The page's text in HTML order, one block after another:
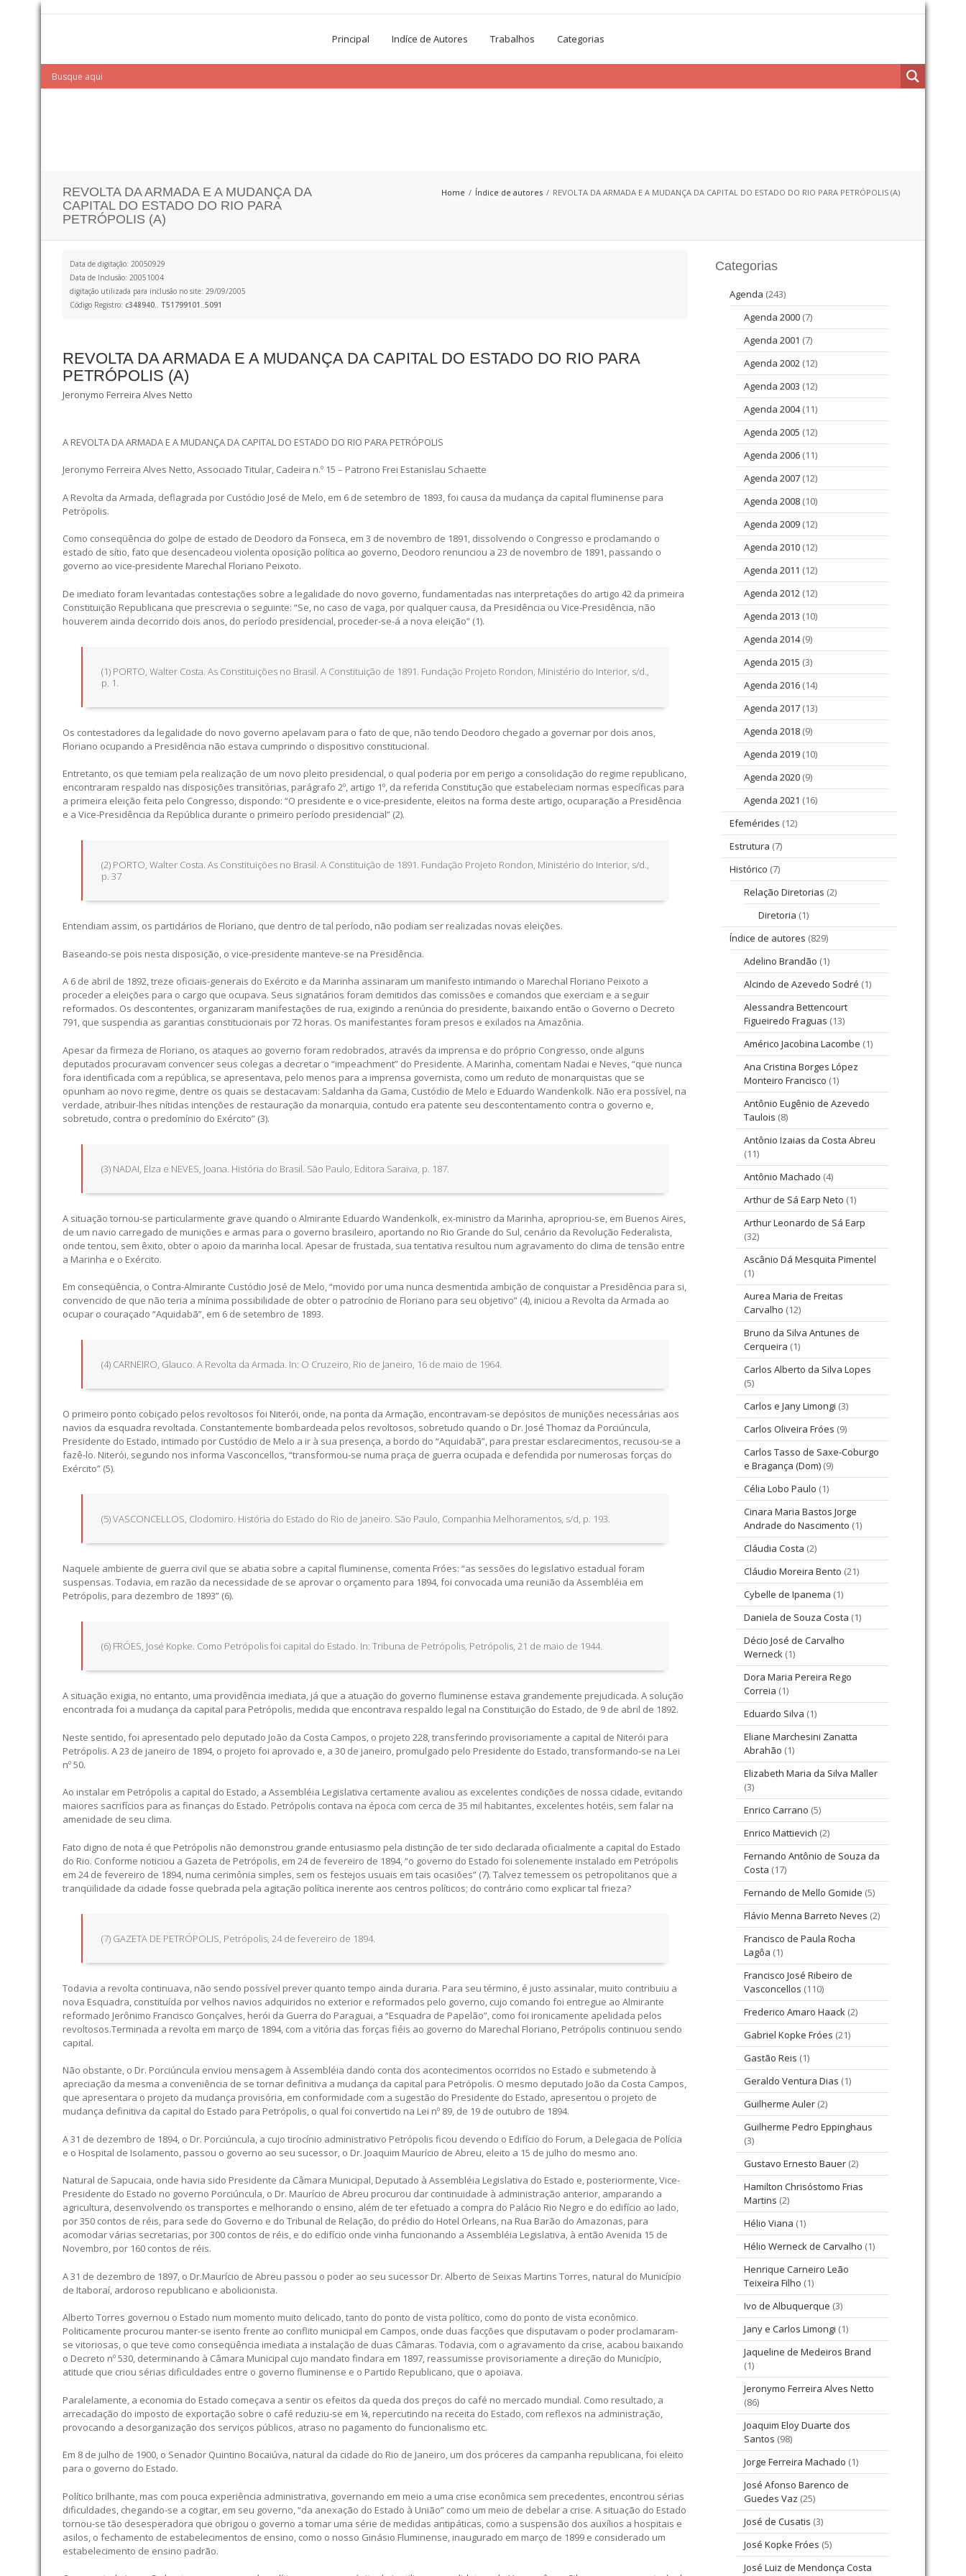
Principal Indíce de Autores Trabalhos Categorias
REVOLTA DA ARMADA E A MUDANÇA DA
CAPITAL DO ESTADO DO RIO PARA
PETRÓPOLIS (A)
Home Índice de autores REVOLTA DA ARMADA E A MUDANÇA DA CAPITAL DO ESTADO DO RIO PARA PETRÓPOLIS (A)
Data de digitação: 20050929
Data de Inclusão: 20051004
digitação utilizada para inclusão no site: 29/09/2005
Código Registro: c348940.. T51799101..5091
REVOLTA DA ARMADA E A MUDANÇA DA CAPITAL DO ESTADO DO RIO PARA
PETRÓPOLIS (A)
Jeronymo Ferreira Alves Netto
A REVOLTA DA ARMADA E A MUDANÇA DA CAPITAL DO ESTADO DO RIO PARA PETRÓPOLIS
Jeronymo Ferreira Alves Netto, Associado Titular, Cadeira n.º 15 – Patrono Frei Estanislau Schaette
A Revolta da Armada, deflagrada por Custódio José de Melo, em 6 de setembro de 1893, foi causa da mudança da capital fluminense para
Petrópolis.
Como conseqüência do golpe de estado de Deodoro da Fonseca, em 3 de novembro de 1891, dissolvendo o Congresso e proclamando o
estado de sítio, fato que desencadeou violenta oposição política ao governo, Deodoro renunciou a 23 de novembro de 1891, passando o
governo ao vice-presidente Marechal Floriano Peixoto.
De imediato foram levantadas contestações sobre a legalidade do novo governo, fundamentadas nas interpretações do artigo 42 da primeira
Constituição Republicana que prescrevia o seguinte: “Se, no caso de vaga, por qualquer causa, da Presidência ou Vice-Presidência, não
houverem ainda decorrido dois anos, do período presidencial, proceder-se-á a nova eleição” (1).
(1) PORTO, Walter Costa. As Constituições no Brasil. A Constituição de 1891. Fundação Projeto Rondon, Ministério do Interior, s/d.,
p. 1.
Os contestadores da legalidade do novo governo apelavam para o fato de que, não tendo Deodoro chegado a governar por dois anos,
Floriano ocupando a Presidência não estava cumprindo o dispositivo constitucional.
Entretanto, os que temiam pela realização de um novo pleito presidencial, o qual poderia por em perigo a consolidação do regime republicano,
encontraram respaldo nas disposições transitórias, parágrafo 2º, artigo 1º, da referida Constitução que estabeleciam normas específicas para
a primeira eleição feita pelo Congresso, dispondo: “O presidente e o vice-presidente, eleitos na forma deste artigo, ocuparação a Presidência
e a Vice-Presidência da República durante o primeiro período presidencial” (2).
(2) PORTO, Walter Costa. As Constituições no Brasil. A Constituição de 1891. Fundação Projeto Rondon, Ministério do Interior, s/d.,
p. 37
Entendiam assim, os partidários de Floriano, que dentro de tal período, não podiam ser realizadas novas eleições.
Baseando-se pois nesta disposição, o vice-presidente manteve-se na Presidência.
A 6 de abril de 1892, treze oficiais-generais do Exército e da Marinha assinaram um manifesto intimando o Marechal Floriano Peixoto a
proceder a eleições para o cargo que ocupava. Seus signatários foram demitidos das comissões e comandos que exerciam e a seguir
reformados. Os descontentes, organizaram manifestações de rua, exigindo a renúncia do presidente, baixando então o Governo o Decreto
791, que suspendia as garantias constitucionais por 72 horas. Os manifestantes foram presos e exilados na Amazônia.
Apesar da firmeza de Floriano, os ataques ao governo foram redobrados, através da imprensa e do próprio Congresso, onde alguns
deputados procuravam convencer seus colegas a decretar o “impeachment” do Presidente. A Marinha, comentam Nadai e Neves, “que nunca
fora identificada com a república, se apresentava, pelo menos para a imprensa governista, como um reduto de monarquistas que se
opunham ao novo regime, dentre os quais se destacavam: Saldanha da Gama, Custódio de Melo e Eduardo Wandenkolk. Não era possível, na
verdade, atribuir-lhes nítidas intenções de restauração da monarquia, contudo era patente seu descontentamento contra o governo e,
sobretudo, contra o predomínio do Exército” (3).
(3) NADAI, Elza e NEVES, Joana. História do Brasil. São Paulo, Editora Saraiva, p. 187.
A situação tornou-se particularmente grave quando o Almirante Eduardo Wandenkolk, ex-ministro da Marinha, apropriou-se, em Buenos Aires,
de um navio carregado de munições e armas para o governo brasileiro, aportando no Rio Grande do Sul, cenário da Revolução Federalista,
onde tentou, sem êxito, obter o apoio da marinha local. Apesar de frustada, sua tentativa resultou num agravamento do clima de tensão entre
a Marinha e o Exército.
Em conseqüência, o Contra-Almirante Custódio José de Melo, “movido por uma nunca desmentida ambição de conquistar a Presidência para si,
convencido de que não teria a mínima possibilidade de obter o patrocínio de Floriano para seu objetivo” (4), iniciou a Revolta da Armada ao
ocupar o couraçado “Aquidabã”, em 6 de setembro de 1893.
(4) CARNEIRO, Glauco. A Revolta da Armada. In: O Cruzeiro, Rio de Janeiro, 16 de maio de 1964.
O primeiro ponto cobiçado pelos revoltosos foi Niterói, onde, na ponta da Armação, encontravam-se depósitos de munições necessárias aos
navios da esquadra revoltada. Constantemente bombardeada pelos revoltosos, sobretudo quando o Dr. José Thomaz da Porciúncula,
Presidente do Estado, intimado por Custódio de Melo a ir à sua presença, a bordo do “Aquidabã”, para prestar esclarecimentos, recusou-se a
fazê-lo. Niterói, segundo nos informa Vasconcellos, “transformou-se numa praça de guerra ocupada e defendida por numerosas forças do
Exército” (5).
(5) VASCONCELLOS, Clodomiro. História do Estado do Rio de Janeiro. São Paulo, Companhia Melhoramentos, s/d, p. 193.
Naquele ambiente de guerra civil que se abatia sobre a capital fluminense, comenta Fróes: “as sessões do legislativo estadual foram
suspensas. Todavia, em razão da necessidade de se aprovar o orçamento para 1894, foi convocada uma reunião da Assembléia em
Petrópolis, para dezembro de 1893” (6).
(6) FRÓES, José Kopke. Como Petrópolis foi capital do Estado. In: Tribuna de Petrópolis, Petrópolis, 21 de maio de 1944.
A situação exigia, no entanto, uma providência imediata, já que a atuação do governo fluminense estava grandemente prejudicada. A solução
encontrada foi a mudança da capital para Petrópolis, medida que encontrava respaldo legal na Constituição do Estado, de 9 de abril de 1892.
Neste sentido, foi apresentado pelo deputado João da Costa Campos, o projeto 228, transferindo provisoriamente a capital de Niterói para
Petrópolis. A 23 de janeiro de 1894, o projeto foi aprovado e, a 30 de janeiro, promulgado pelo Presidente do Estado, transformando-se na Lei
nº 50.
Ao instalar em Petrópolis a capital do Estado, a Assembléia Legislativa certamente avaliou as excelentes condições de nossa cidade, evitando
maiores sacrifícios para as finanças do Estado. Petrópolis contava na época com cerca de 35 mil habitantes, excelentes hotéis, sem falar na
amenidade de seu clima.
Fato digno de nota é que Petrópolis não demonstrou grande entusiasmo pela distinção de ter sido declarada oficialmente a capital do Estado
do Rio. Conforme noticiou a Gazeta de Petrópolis, em 24 de fevereiro de 1894, “o governo do Estado foi solenemente instalado em Petrópolis
em 24 de fevereiro de 1894, numa cerimônia simples, sem os festejos usuais em tais ocasiões” (7). Talvez temessem os petropolitanos que a
tranqüilidade da cidade fosse quebrada pela agitação política inerente aos centros políticos; do contrário como explicar tal frieza?
(7) GAZETA DE PETRÓPOLIS, Petrópolis, 24 de fevereiro de 1894.
Todavia a revolta continuava, não sendo possível prever quanto tempo ainda duraria. Para seu término, é justo assinalar, muito contribuiu a
nova Esquadra, constituída por velhos navios adquiridos no exterior e reformados pelo governo, cujo comando foi entregue ao Almirante
reformado Jerônimo Francisco Gonçalves, herói da Guerra do Paraguai, a “Esquadra de Papelão”, como foi ironicamente apelidada pelos
revoltosos.Terminada a revolta em março de 1894, com a vitória das forças fiéis ao governo do Marechal Floriano, Petrópolis continuou sendo
capital.
Não obstante, o Dr. Porciúncula enviou mensagem à Assembléia dando conta dos acontecimentos ocorridos no Estado e submetendo à
apreciação da mesma a conveniência de se tornar definitiva a mudança da capital para Petrópolis. O mesmo deputado João da Costa Campos,
que apresentara o projeto da mudança provisória, em conformidade com a sugestão do Presidente do Estado, apresentou o projeto de
mudança definitiva da capital do Estado para Petrópolis, o qual foi convertido na Lei nº 89, de 19 de outubro de 1894.
A 31 de dezembro de 1894, o Dr. Porciúncula, a cujo tirocínio administrativo Petrópolis ficou devendo o Edifício do Forum, a Delegacia de Polícia
e o Hospital de Isolamento, passou o governo ao seu sucessor, o Dr. Joaquim Maurício de Abreu, eleito a 15 de julho do mesmo ano.
Natural de Sapucaia, onde havia sido Presidente da Câmara Municipal, Deputado à Assembléia Legislativa do Estado e, posteriormente, Vice-
Presidente do Estado no governo Porciúncula, o Dr. Maurício de Abreu procurou dar continuidade à administração anterior, amparando a
agricultura, desenvolvendo os transportes e melhorando o ensino, além de ter efetuado a compra do Palácio Rio Negro e do edifício ao lado,
por 350 contos de réis, para sede do Governo e do Tribunal de Relação, do prédio do Hotel Orleans, na Rua Barão do Amazonas, para
acomodar várias secretarias, por 300 contos de réis, e do edifício onde vinha funcionando a Assembléia Legislativa, à então Avenida 15 de
Novembro, por 160 contos de réis.
A 31 de dezembro de 1897, o Dr.Maurício de Abreu passou o poder ao seu sucessor Dr. Alberto de Seixas Martins Torres, natural do Município
de Itaboraí, ardoroso republicano e abolicionista.
Alberto Torres governou o Estado num momento muito delicado, tanto do ponto de vista político, como do ponto de vista econômico.
Politicamente procurou manter-se isento frente ao conflito municipal em Campos, onde duas facções que disputavam o poder proclamaram-
se vitoriosas, o que teve como conseqüência imediata a instalação de duas Câmaras. Todavia, com o agravamento da crise, acabou baixando
o Decreto nº 530, determinando à Câmara Municipal cujo mandato findara em 1897, reassumisse provisoriamente a direção do Município,
atitude que criou sérias dificuldades entre o governo fluminense e o Partido Republicano, que o apoiava.
Paralelamente, a economia do Estado começava a sentir os efeitos da queda dos preços do café no mercado mundial. Como resultado, a
arrecadação do imposto de exportação sobre o café reduziu-se em ¼, repercutindo na receita do Estado, com reflexos na administração,
provocando a desorganização dos serviços públicos, atraso no pagamento do funcionalismo etc.
Em 8 de julho de 1900, o Senador Quintino Bocaiúva, natural da cidade do Rio de Janeiro, um dos próceres da campanha republicana, foi eleito
para o governo do Estado.
Político brilhante, mas com pouca experiência administrativa, governando em meio a uma crise econômica sem precedentes, encontrou sérias
dificuldades, chegando-se a cogitar, em seu governo, “da anexação do Estado à União” como um meio de debelar a crise. A situação do Estado
tornou-se tão desesperadora que obrigou o governo a tomar uma série de medidas antipáticas, como a suspensão dos auxílios a hospitais e
asilos, o fechamento de estabelecimentos de ensino, como o nosso Ginásio Fluminense, inaugurado em março de 1899 e considerado um
estabelecimento de ensino padrão.
Categorias
Agenda (243)
Agenda 2000 (7)
Agenda 2001 (7)
Agenda 2002 (12)
Agenda 2003 (12)
Agenda 2004(11)
Agenda 2005 (12)
Agenda 2006 (11)
Agenda 2007 (12)
Agenda 2008 (10)
Agenda 2009 (12)
Agenda 2010 (12)
Agenda 2011 (12)
Agenda 2012 (12)
Agenda 2013 (10)
Agenda 2014(9)
Agenda 2015 (3)
Agenda 2016 (14)
Agenda 2017 (13)
Agenda 2018 (9)
Agenda 2019 (10)
Agenda 2020 (9)
Agenda 2021 (16)
Efemérides (12)
Estrutura (7)
Histórico (7)
Relação Diretorias (2)
Diretoria (1)
Índice de autores (829)
Adelino Brandão (1)
Alcindo de Azevedo Sodré (1)
Alessandra Bettencourt
Figueiredo Fraguas (13)
Américo Jacobina Lacombe (1)
Ana Cristina Borges López
Monteiro Francisco (1)
Antônio Eugênio de Azevedo
Taulois (8)
Antônio Izaias da Costa Abreu
(11)
Antônio Machado (4)
Arthur de Sá Earp Neto (1)
Arthur Leonardo de Sá Earp
(32)
Ascânio Dá Mesquita Pimentel
(1)
Aurea Maria de Freitas
Carvalho (12)
Bruno da Silva Antunes de
Cerqueira (1)
Carlos Alberto da Silva Lopes
(5)
Carlos e Jany Limongi (3)
Carlos Oliveira Fróes (9)
Carlos Tasso de Saxe-Coburgo
e Bragança (Dom) (9)
Célia Lobo Paulo (1)
Cinara Maria Bastos Jorge
Andrade do Nascimento (1)
Cláudia Costa (2)
Cláudio Moreira Bento (21)
Cybelle de Ipanema (1)
Daniela de Souza Costa (1)
Décio José de Carvalho
Werneck (1)
Dora Maria Pereira Rego
Correia (1)
Eduardo Silva (1)
Eliane Marchesini Zanatta
Abrahão (1)
Elizabeth Maria da Silva Maller
(3)
Enrico Carrano (5)
Enrico Mattievich (2)
Fernando Antônio de Souza da
Costa (17)
Fernando de Mello Gomide (5)
Flávio Menna Barreto Neves (2)
Francisco de Paula Rocha
Lagôa (1)
Francisco José Ribeiro de
Vasconcellos (110)
Frederico Amaro Haack (2)
Gabriel Kopke Fróes (21)
Gastão Reis (1)
Geraldo Ventura Dias (1)
Guilherme Auler (2)
Guilherme Pedro Eppinghaus
(3)
Gustavo Ernesto Bauer (2)
Hamilton Chrisóstomo Frias
Martins (2)
Hélio Viana (1)
Hélio Werneck de Carvalho (1)
Henrique Carneiro Leão
Teixeira Filho (1)
Ivo de Albuquerque (3)
Jany e Carlos Limongi (1)
Jaqueline de Medeiros Brand
(1)
Jeronymo Ferreira Alves Netto
(86)
Joaquim Eloy Duarte dos
Santos (98)
Jorge Ferreira Machado (1)
José Afonso Barenco de
Guedes Vaz (25)
José de Cusatis (3)
José Kopke Fróes (5)
José Luiz de Mendonça Costa